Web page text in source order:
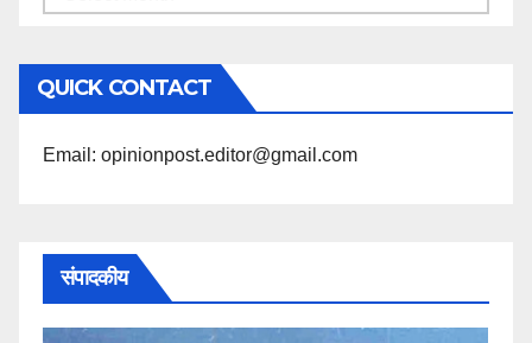
अनुसार
पढ़ें
QUICK CONTACT
Email: opinionpost.editor@gmail.com
संपादकीय